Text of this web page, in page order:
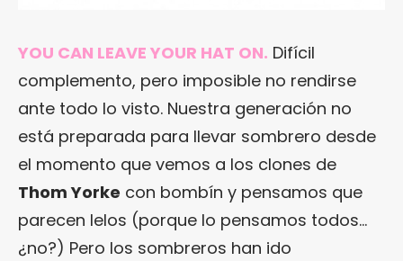
YOU CAN LEAVE YOUR HAT ON. Difícil
complemento, pero imposible no rendirse
ante todo lo visto. Nuestra generación no
está preparada para llevar sombrero desde
el momento que vemos a los clones de
Thom Yorke con bombín y pensamos que
parecen lelos (porque lo pensamos todos…
¿no?) Pero los sombreros han ido